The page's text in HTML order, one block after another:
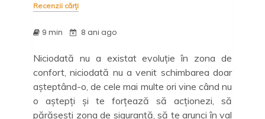
Recenzii cărți
9 min 8 ani ago
Niciodată nu a existat evoluție în zona de
confort, niciodată nu a venit schimbarea doar
așteptând-o, de cele mai multe ori vine când nu
o aștepți și te forțează să acționezi, să
părăsești zona de siguranță, să te arunci în val